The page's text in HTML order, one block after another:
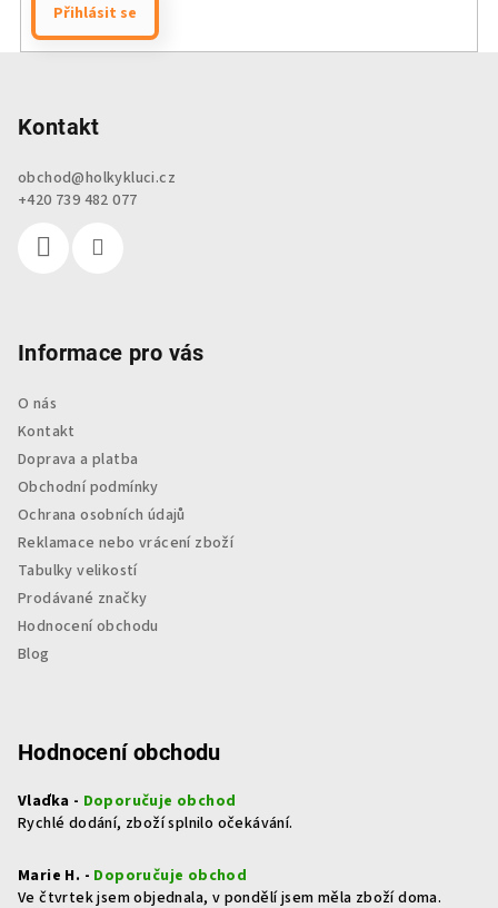
Přihlásit se
Kontakt
obchod@holkykluci.cz
+420 739 482 077
Informace pro vás
O nás
Kontakt
Doprava a platba
Obchodní podmínky
Ochrana osobních údajů
Reklamace nebo vrácení zboží
Tabulky velikostí
Prodávané značky
Hodnocení obchodu
Blog
Hodnocení obchodu
Vlaďka - Doporučuje obchod
Rychlé dodání, zboží splnilo očekávání.
Marie H. - Doporučuje obchod
Ve čtvrtek jsem objednala, v pondělí jsem měla zboží doma.